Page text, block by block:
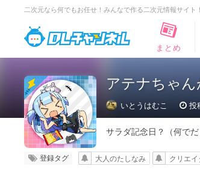
二次元なら何でもお任せ！みんなで作る二次元情報サイト！
DLチャンネル
まとめ
アテナちゃ
いとうはむこ 投
サラダ記念日？（何で
登録タグ 大人のたしなみ クリエイ